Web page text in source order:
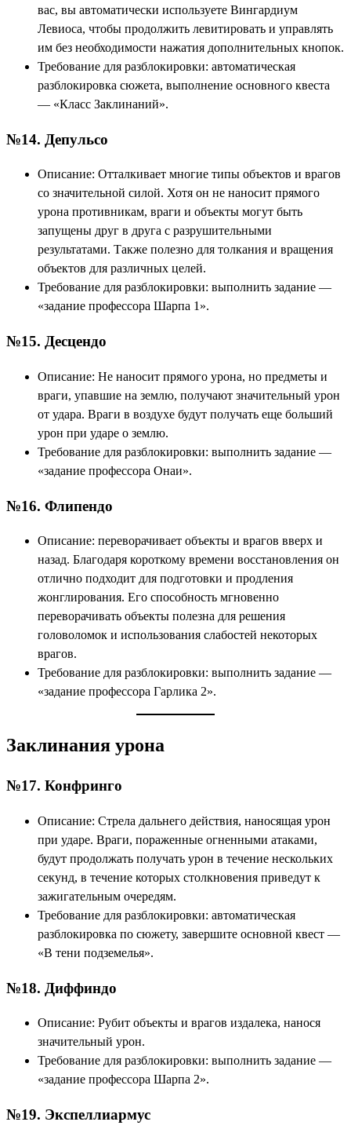
вас, вы автоматически используете Вингардиум
Левиоса, чтобы продолжить левитировать и управлять
им без необходимости нажатия дополнительных кнопок.
Требование для разблокировки: автоматическая
разблокировка сюжета, выполнение основного квеста
— «Класс Заклинаний».
№14. Депульсо
Описание: Отталкивает многие типы объектов и врагов
со значительной силой. Хотя он не наносит прямого
урона противникам, враги и объекты могут быть
запущены друг в друга с разрушительными
результатами. Также полезно для толкания и вращения
объектов для различных целей.
Требование для разблокировки: выполнить задание —
«задание профессора Шарпа 1».
№15. Десцендо
Описание: Не наносит прямого урона, но предметы и
враги, упавшие на землю, получают значительный урон
от удара. Враги в воздухе будут получать еще больший
урон при ударе о землю.
Требование для разблокировки: выполнить задание —
«задание профессора Онаи».
№16. Флипендо
Описание: переворачивает объекты и врагов вверх и
назад. Благодаря короткому времени восстановления он
отлично подходит для подготовки и продления
жонглирования. Его способность мгновенно
переворачивать объекты полезна для решения
головоломок и использования слабостей некоторых
врагов.
Требование для разблокировки: выполнить задание —
«задание профессора Гарлика 2».
Заклинания урона
№17. Конфринго
Описание: Стрела дальнего действия, наносящая урон
при ударе. Враги, пораженные огненными атаками,
будут продолжать получать урон в течение нескольких
секунд, в течение которых столкновения приведут к
зажигательным очередям.
Требование для разблокировки: автоматическая
разблокировка по сюжету, завершите основной квест —
«В тени подземелья».
№18. Диффиндо
Описание: Рубит объекты и врагов издалека, нанося
значительный урон.
Требование для разблокировки: выполнить задание —
«задание профессора Шарпа 2».
№19. Экспеллиармус